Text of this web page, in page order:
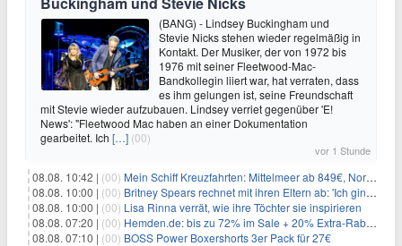
(BANG) - Lindsey Buckingham und
Stevie Nicks stehen wieder regelmäßig in
Kontakt. Der Musiker, der von 1972 bis
1976 mit seiner Fleetwood-Mac-
Bandkollegin liiert war, hat verraten, dass
es ihm gelungen ist, seine Freundschaft
mit Stevie wieder aufzubauen. Lindsey verriet gegenüber 'E!
News': "Fleetwood Mac haben an einer Dokumentation
gearbeitet. Ich […] (00)
vor 1 Stunde
08.08. 10:42 | (00) Mein Schiff Kreuzfahrten: Mittelmeer ab 849€, Norwegen ab 999€ p.P.
08.08. 10:00 | (00) Britney Spears rechnet mit ihren Eltern ab: 'Ich ging zwei Monate lang auf die Knie und weinte'
08.08. 10:00 | (00) Lisa Rinna verrät, wie ihre Töchter sie inspirieren
08.08. 07:20 | (00) Hemden.de: bis zu 72% im Sale + 20% Extra-Rabatt dank Gutschein
08.08. 07:10 | (00) BOSS Power Boxershorts 3er Pack für 27€